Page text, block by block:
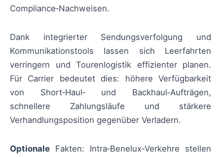
Compliance‑Nachweisen.
Dank integrierter Sendungsverfolgung und
Kommunikationstools lassen sich Leerfahrten
verringern und Tourenlogistik effizienter planen.
Für Carrier bedeutet dies: höhere Verfügbarkeit
von Short‑Haul‑ und Backhaul‑Aufträgen,
schnellere Zahlungsläufe und stärkere
Verhandlungsposition gegenüber Verladern.
Optionale Fakten: Intra‑Benelux‑Verkehre stellen